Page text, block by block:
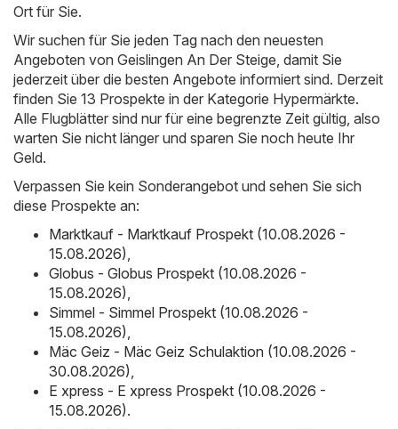
Ort für Sie.
Wir suchen für Sie jeden Tag nach den neuesten
Angeboten von Geislingen An Der Steige, damit Sie
jederzeit über die besten Angebote informiert sind. Derzeit
finden Sie 13 Prospekte in der Kategorie Hypermärkte.
Alle Flugblätter sind nur für eine begrenzte Zeit gültig, also
warten Sie nicht länger und sparen Sie noch heute Ihr
Geld.
Verpassen Sie kein Sonderangebot und sehen Sie sich
diese Prospekte an:
Marktkauf - Marktkauf Prospekt (10.08.2026 -
15.08.2026),
Globus - Globus Prospekt (10.08.2026 -
15.08.2026),
Simmel - Simmel Prospekt (10.08.2026 -
15.08.2026),
Mäc Geiz - Mäc Geiz Schulaktion (10.08.2026 -
30.08.2026),
E xpress - E xpress Prospekt (10.08.2026 -
15.08.2026).